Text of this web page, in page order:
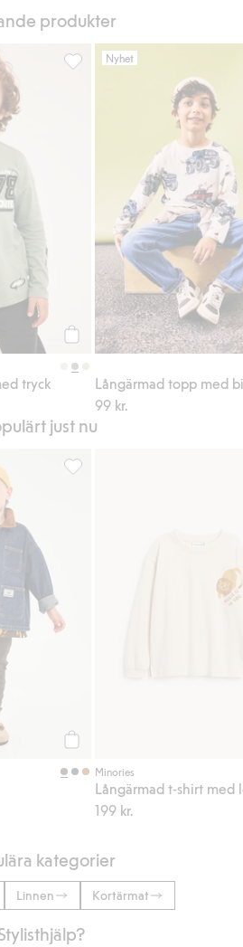
produkter
Lägg till i favoriter
tryck
Långärmad topp med tryck,
Nyhet
Långärmad topp med
99 kr.
just nu
Minories
Långärmad t-shirt med
199 kr.
kategorier
Linnen Kortärmat